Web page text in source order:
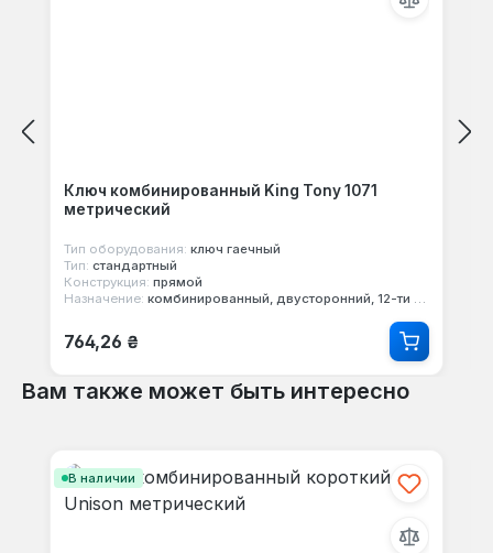
Ключ комбинированный King Tony 1071
метрический
Тип оборудования: ключ гаечный
Тип: стандартный
Конструкция: прямой
Назначение: комбинированный, двусторонний, 12-ти гранный
Обычная цена:
764,26 ₴
Вам также может быть интересно
В наличии